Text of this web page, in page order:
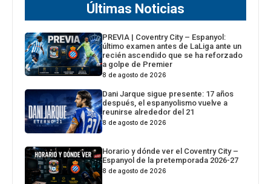
Últimas Noticias
PREVIA | Coventry City – Espanyol:
último examen antes de LaLiga ante un
recién ascendido que se ha reforzado
a golpe de Premier
8 de agosto de 2026
Dani Jarque sigue presente: 17 años
después, el espanyolismo vuelve a
reunirse alrededor del 21
8 de agosto de 2026
Horario y dónde ver el Coventry City –
Espanyol de la pretemporada 2026-27
8 de agosto de 2026